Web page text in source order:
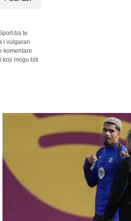
te
i vulgaran
komentare
koji mogu biti